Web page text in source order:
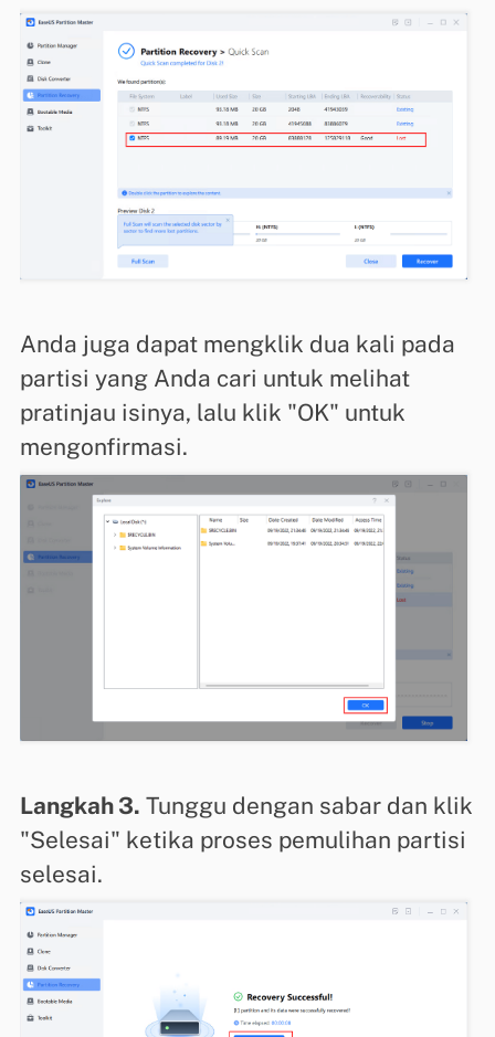
Anda juga dapat mengklik dua kali pada
partisi yang Anda cari untuk melihat
pratinjau isinya, lalu klik "OK" untuk
mengonfirmasi.
Langkah 3. Tunggu dengan sabar dan klik
"Selesai" ketika proses pemulihan partisi
selesai.